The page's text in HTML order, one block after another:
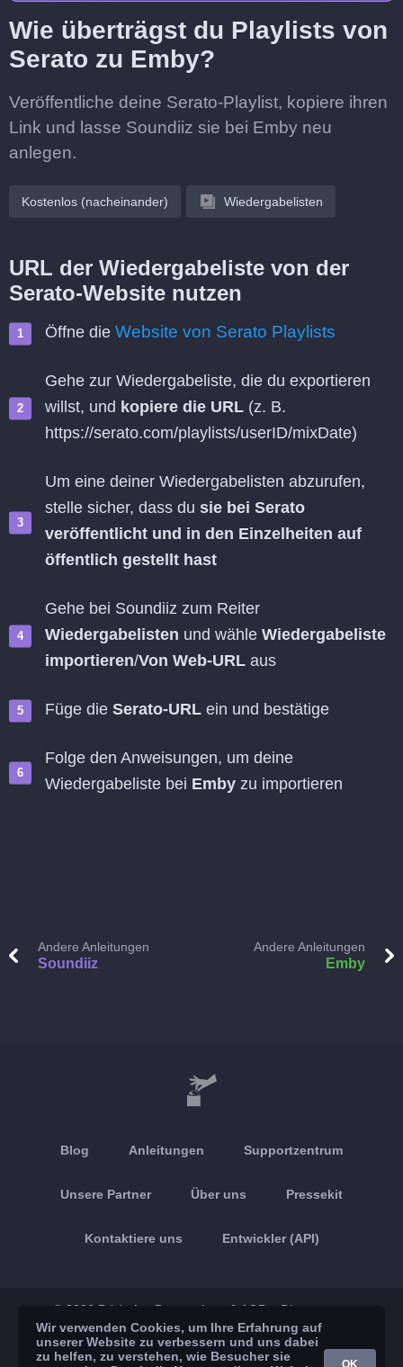
Wie überträgst du Playlists von
Serato zu Emby?
Veröffentliche deine Serato-Playlist, kopiere ihren
Link und lasse Soundiiz sie bei Emby neu
anlegen.
Kostenlos (nacheinander) Wiedergabelisten
URL der Wiedergabeliste von der
Serato-Website nutzen
Öffne die Website von Serato Playlists
Gehe zur Wiedergabeliste, die du exportieren
willst, und kopiere die URL (z. B.
https://serato.com/playlists/userID/mixDate)
Um eine deiner Wiedergabelisten abzurufen,
stelle sicher, dass du sie bei Serato
veröffentlicht und in den Einzelheiten auf
öffentlich gestellt hast
Gehe bei Soundiiz zum Reiter
Wiedergabelisten und wähle Wiedergabeliste
importieren/Von Web-URL aus
Füge die Serato-URL ein und bestätige
Folge den Anweisungen, um deine
Wiedergabeliste bei Emby zu importieren
Andere Anleitungen
Soundiiz
Andere Anleitungen
Emby
Blog Anleitungen Supportzentrum
Unsere Partner Über uns Pressekit
Kontaktiere uns Entwickler (API)
© 2026 Brickoft Datenschutz & AGB Dienststatus
App Store Google Play
Wir verwenden Cookies, um Ihre Erfahrung auf
unserer Website zu verbessern und uns dabei
zu helfen, zu verstehen, wie Besucher sie
OK